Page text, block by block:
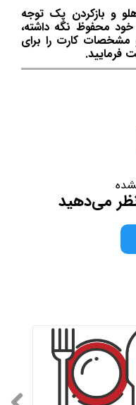
و بازکردن پک توجه
خود محفوظ نگه داشته،
مشخصات کارت را برای
فرمایید.
می‌دهید